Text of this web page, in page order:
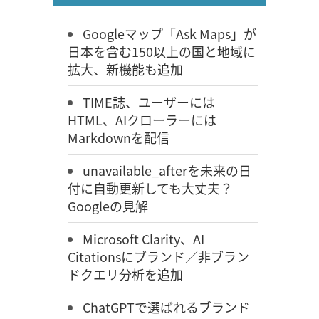
Googleマップ「Ask Maps」が
日本を含む150以上の国と地域に
拡大、新機能も追加
TIME誌、ユーザーには
HTML、AIクローラーには
Markdownを配信
unavailable_afterを未来の日
付に自動更新しても大丈夫？
Googleの見解
Microsoft Clarity、AI
Citationsにブランド／非ブラン
ドクエリ分析を追加
ChatGPTで選ばれるブランド